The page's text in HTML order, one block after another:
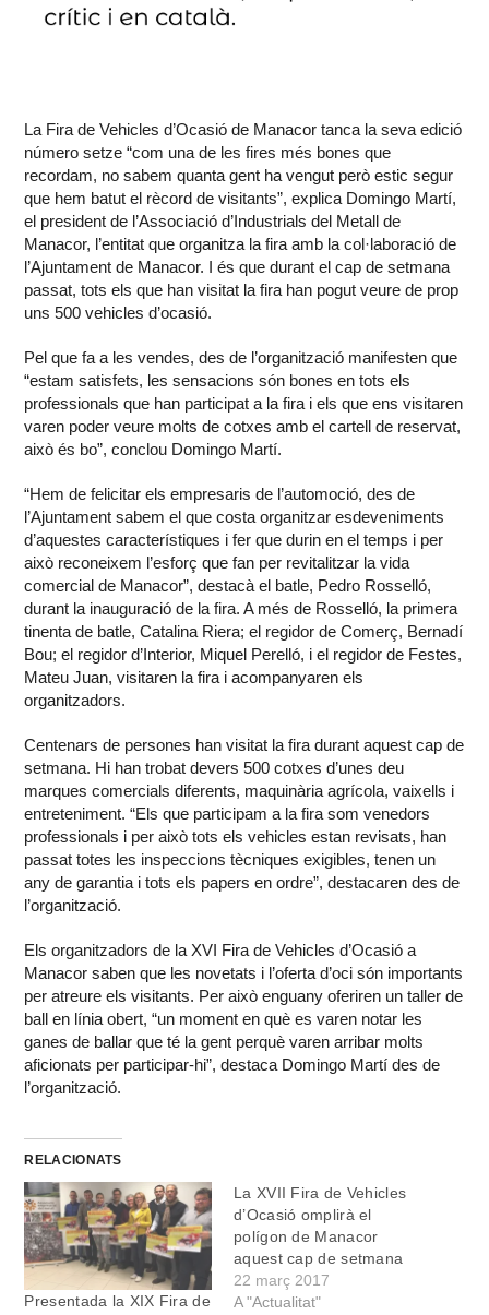
La Fira de Vehicles d’Ocasió de Manacor tanca la seva edició
número setze “com una de les fires més bones que
recordam, no sabem quanta gent ha vengut però estic segur
que hem batut el rècord de visitants”, explica Domingo Martí,
el president de l’Associació d’Industrials del Metall de
Manacor, l’entitat que organitza la fira amb la col·laboració de
l’Ajuntament de Manacor. I és que durant el cap de setmana
passat, tots els que han visitat la fira han pogut veure de prop
uns 500 vehicles d’ocasió.
Pel que fa a les vendes, des de l’organització manifesten que
“estam satisfets, les sensacions són bones en tots els
professionals que han participat a la fira i els que ens visitaren
varen poder veure molts de cotxes amb el cartell de reservat,
això és bo”, conclou Domingo Martí.
“Hem de felicitar els empresaris de l’automoció, des de
l’Ajuntament sabem el que costa organitzar esdeveniments
d’aquestes característiques i fer que durin en el temps i per
això reconeixem l’esforç que fan per revitalitzar la vida
comercial de Manacor”, destacà el batle, Pedro Rosselló,
durant la inauguració de la fira. A més de Rosselló, la primera
tinenta de batle, Catalina Riera; el regidor de Comerç, Bernadí
Bou; el regidor d’Interior, Miquel Perelló, i el regidor de Festes,
Mateu Juan, visitaren la fira i acompanyaren els
organitzadors.
Centenars de persones han visitat la fira durant aquest cap de
setmana. Hi han trobat devers 500 cotxes d’unes deu
marques comercials diferents, maquinària agrícola, vaixells i
entreteniment. “Els que participam a la fira som venedors
professionals i per això tots els vehicles estan revisats, han
passat totes les inspeccions tècniques exigibles, tenen un
any de garantia i tots els papers en ordre”, destacaren des de
l’organització.
Els organitzadors de la XVI Fira de Vehicles d’Ocasió a
Manacor saben que les novetats i l’oferta d’oci són importants
per atreure els visitants. Per això enguany oferiren un taller de
ball en línia obert, “un moment en què es varen notar les
ganes de ballar que té la gent perquè varen arribar molts
aficionats per participar-hi”, destaca Domingo Martí des de
l’organització.
RELACIONATS
Presentada la XIX Fira de
La XVII Fira de Vehicles
d’Ocasió omplirà el
polígon de Manacor
aquest cap de setmana
22 març 2017
A "Actualitat"